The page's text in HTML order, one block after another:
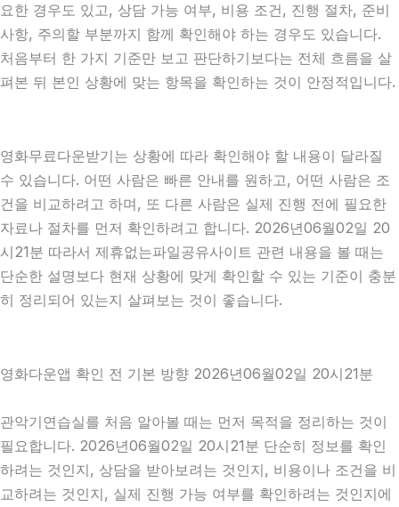
요한 경우도 있고, 상담 가능 여부, 비용 조건, 진행 절차, 준비
사항, 주의할 부분까지 함께 확인해야 하는 경우도 있습니다.
처음부터 한 가지 기준만 보고 판단하기보다는 전체 흐름을 살
펴본 뒤 본인 상황에 맞는 항목을 확인하는 것이 안정적입니다.
영화무료다운받기는 상황에 따라 확인해야 할 내용이 달라질
수 있습니다. 어떤 사람은 빠른 안내를 원하고, 어떤 사람은 조
건을 비교하려고 하며, 또 다른 사람은 실제 진행 전에 필요한
자료나 절차를 먼저 확인하려고 합니다. 2026년06월02일 20
시21분 따라서 제휴없는파일공유사이트 관련 내용을 볼 때는
단순한 설명보다 현재 상황에 맞게 확인할 수 있는 기준이 충분
히 정리되어 있는지 살펴보는 것이 좋습니다.
영화다운앱 확인 전 기본 방향 2026년06월02일 20시21분
관악기연습실를 처음 알아볼 때는 먼저 목적을 정리하는 것이
필요합니다. 2026년06월02일 20시21분 단순히 정보를 확인
하려는 것인지, 상담을 받아보려는 것인지, 비용이나 조건을 비
교하려는 것인지, 실제 진행 가능 여부를 확인하려는 것인지에